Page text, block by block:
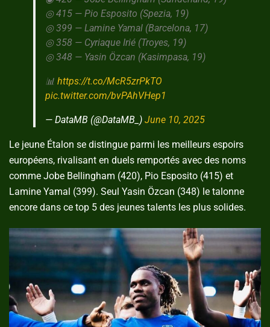
◎ 415 — Pio Esposito (Spezia, 19)
◎ 399 — Lamine Yamal (Barcelona, 17)
◎ 358 — Cyriaque Irié (Troyes, 19)
◎ 348 — Yasin Özcan (Kasimpasa, 19)
📊 https://t.co/McR5zrPkTO
pic.twitter.com/bvPAhVHep1
— DataMB (@DataMB_) June 10, 2025
Le jeune Étalon se distingue parmi les meilleurs espoirs
européens, rivalisant en duels remportés avec des noms
comme Jobe Bellingham (420), Pio Esposito (415) et
Lamine Yamal (399). Seul Yasin Özcan (348) le talonne
encore dans ce top 5 des jeunes talents les plus solides.